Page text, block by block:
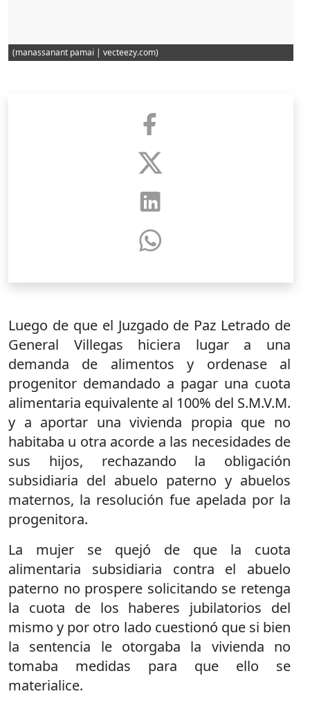
(manassanant pamai | vecteezy.com)
Luego de que el Juzgado de Paz Letrado de
General Villegas hiciera lugar a una
demanda de alimentos y ordenase al
progenitor demandado a pagar una cuota
alimentaria equivalente al 100% del S.M.V.M.
y a aportar una vivienda propia que no
habitaba u otra acorde a las necesidades de
sus hijos, rechazando la obligación
subsidiaria del abuelo paterno y abuelos
maternos, la resolución fue apelada por la
progenitora.
La mujer se quejó de que la cuota
alimentaria subsidiaria contra el abuelo
paterno no prospere solicitando se retenga
la cuota de los haberes jubilatorios del
mismo y por otro lado cuestionó que si bien
la sentencia le otorgaba la vivienda no
tomaba medidas para que ello se
materialice.